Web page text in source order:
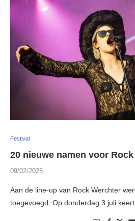
Festival
20 nieuwe namen voor
09/02/2025
Aan de line-up van Rock Werchter
toegevoegd. Op donderdag 3 juli